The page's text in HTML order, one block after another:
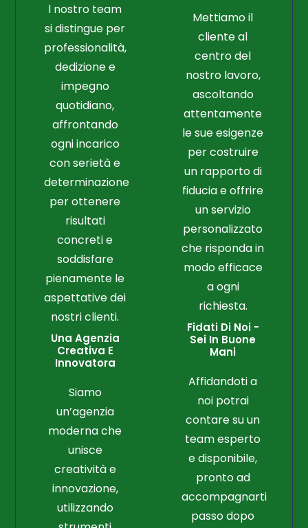
l nostro team
si distingue per
professionalità,
dedizione e
impegno
quotidiano,
affrontando
ogni incarico
con serietà e
determinazione
per ottenere
risultati
concreti e
soddisfare
pienamente le
aspettative dei
nostri clienti.
Una Agenzia
Creativa E
Innovatora
Siamo
un’agenzia
moderna che
unisce
creatività e
innovazione,
utilizzando
Mettiamo il
cliente al
centro del
nostro lavoro,
ascoltando
attentamente
le sue esigenze
per costruire
un rapporto di
fiducia e offrire
un servizio
personalizzato
che risponda in
modo efficace
a ogni
richiesta.
Fidati Di Noi -
Sei In Buone
Mani
Affidandoti a
noi potrai
contare su un
team esperto
e disponibile,
pronto ad
accompagnarti
passo dopo